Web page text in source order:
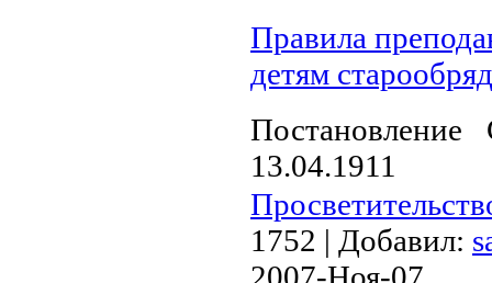
Правила
детям
13.04.1911
1752 | Добавил: